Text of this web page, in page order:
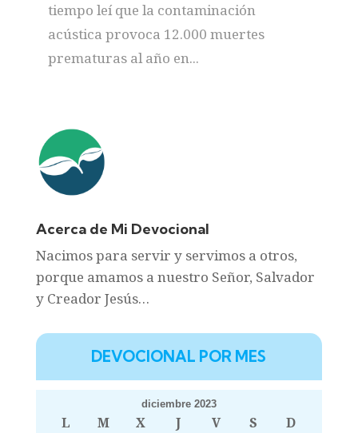
tiempo leí que la contaminación
acústica provoca 12.000 muertes
prematuras al año en...
Acerca de Mi Devocional
Nacimos para servir y servimos a otros,
porque amamos a nuestro Señor, Salvador
y Creador Jesús…
DEVOCIONAL POR MES
diciembre 2023
L M X J V S
D